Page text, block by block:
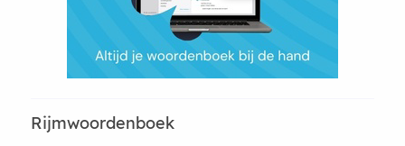
Rijmwoordenboek